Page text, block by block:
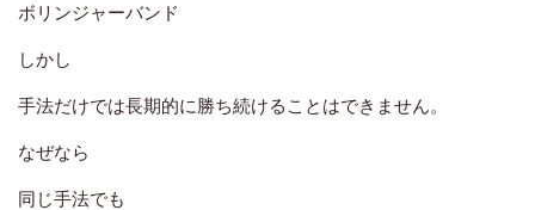
ボリンジャーバンド
しかし
手法だけでは長期的に勝ち続けることはできません。
なぜなら
同じ手法でも